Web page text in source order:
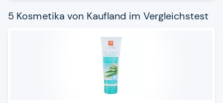
5 Kosmetika von Kaufland im Vergleichstest